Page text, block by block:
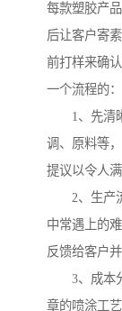
每款塑胶产
后让客户寄
前打样来确
一个流程的：
1、先清晰
调、原料等
提议以令人
2、生产流
中常遇上的
反馈给客户
3、成本分
章的喷涂工